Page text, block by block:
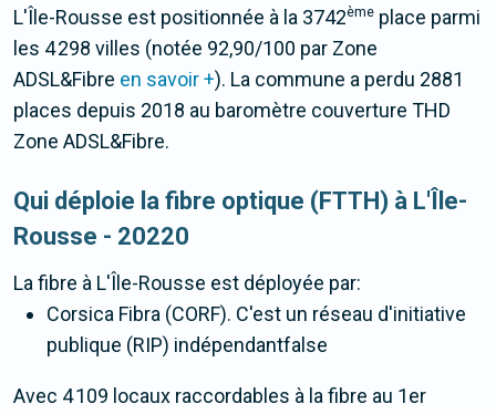
L'Île-Rousse est positionnée à la 3742ème place parmi
les 4 298 villes (notée 92,90/100 par Zone
ADSL&Fibre en savoir +). La commune a perdu 2881
places depuis 2018 au baromètre couverture THD
Zone ADSL&Fibre.
Qui déploie la fibre optique (FTTH) à L'Île-
Rousse - 20220
La fibre à L'Île-Rousse est déployée par:
Corsica Fibra (CORF). C'est un réseau d'initiative
publique (RIP) indépendantfalse
Avec 4 109 locaux raccordables à la fibre au 1er